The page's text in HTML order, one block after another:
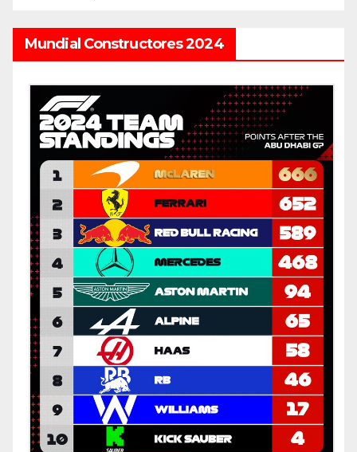
Mundial Constructores 2024